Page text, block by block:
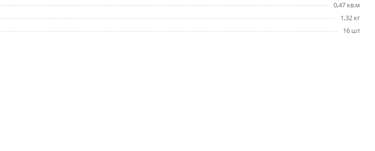
0,47 кв.м
1,32 кг
16 шт